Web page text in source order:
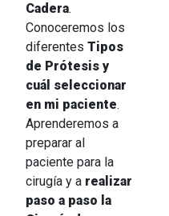
Cadera.
Conoceremos los
diferentes Tipos
de Prótesis y
cuál seleccionar
en mi paciente.
Aprenderemos a
preparar al
paciente para la
cirugía y a realizar
paso a paso la